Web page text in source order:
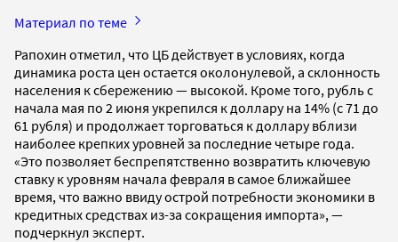
Материал по теме
Рапохин отметил, что ЦБ действует в условиях, когда
динамика роста цен остается околонулевой, а склонность
населения к сбережению — высокой. Кроме того, рубль с
начала мая по 2 июня укрепился к доллару на 14% (с 71 до
61 рубля) и продолжает торговаться к доллару вблизи
наиболее крепких уровней за последние четыре года.
«Это позволяет беспрепятственно возвратить ключевую
ставку к уровням начала февраля в самое ближайшее
время, что важно ввиду острой потребности экономики в
кредитных средствах из-за сокращения импорта», —
подчеркнул эксперт.